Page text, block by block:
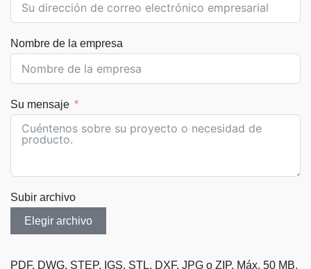
Nombre de la empresa
Su mensaje
Subir archivo
Elegir archivo
PDF, DWG, STEP, IGS, STL, DXF, JPG o ZIP. Máx. 50 MB.